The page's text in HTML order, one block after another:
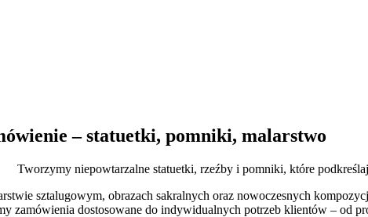
– statuetki, pomniki, malarstwo
Tworzymy niepowtarzalne statuetki, rzeźby i pomniki, które
sztalugowym, obrazach sakralnych oraz nowoczesnych
zamówienia dostosowane do indywidualnych potrzeb klientów – od